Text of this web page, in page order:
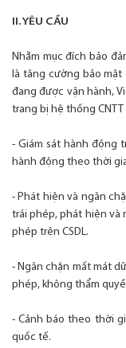
II. YÊU CẦU
Nhằm mục đích bảo
là tăng cường bảo mật
đang được vận hành,
trang bị hệ thống
- Giám sát hành động
hành động theo thời
- Phát hiện và ngăn
trái phép, phát hiện và
phép trên CSDL.
- Ngăn chặn mất mát
phép, không thẩm
- Cảnh báo theo thời
quốc tế.